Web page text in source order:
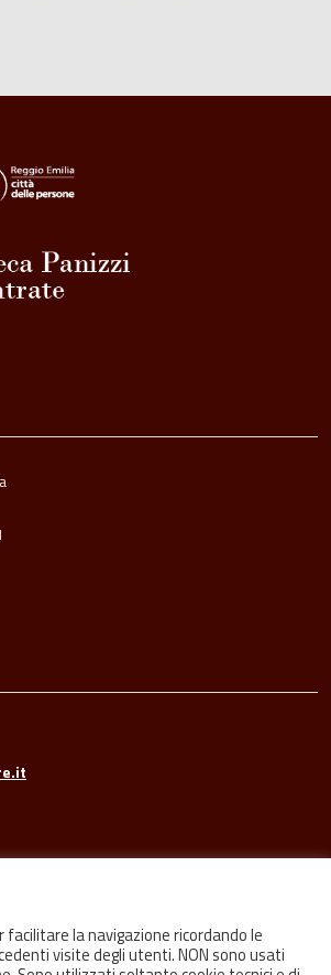
facilitare la navigazione ricordando le
visite degli utenti. NON sono usati